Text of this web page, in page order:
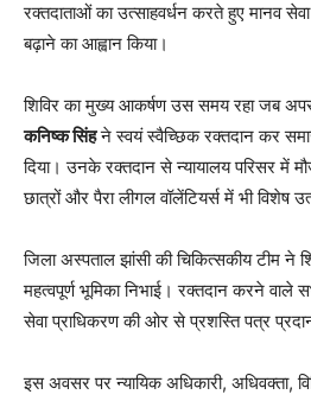
रक्तदाताओं का उत्साहवर्धन करते हुए मानव
बढ़ाने का आह्वान किया।
शिविर का मुख्य आकर्षण उस समय रहा जब
कनिष्क सिंहने स्वयं स्वैच्छिक रक्तदान कर
दिया। उनके रक्तदान से न्यायालय परिसर में
छात्रों और पैरा लीगल वॉलेंटियर्स में भी विशेष
जिला अस्पताल झांसी की चिकित्सकीय टीम
महत्वपूर्ण भूमिका निभाई। रक्तदान करने वाले
सेवा प्राधिकरण की ओर से प्रशस्ति पत्र
इस अवसर पर न्यायिक अधिकारी, अधिवक्ता,